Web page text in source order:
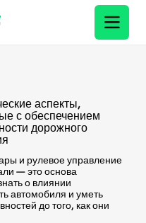
аспекты,
с обеспечением
дорожного
и рулевое управление
— это основа
о влиянии
автомобиля и уметь
до того, как они